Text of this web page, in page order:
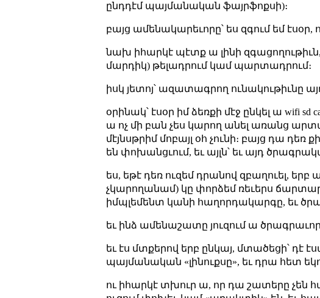
ընդդէմ պայմանական ֆայրֆոքսի)։
բայց ամենակարեւորը՝ ես զգում եմ
նախ իհարկէ պէտք ա լինի
մարդիկ) թելադրում կամ պարտադրում։
իսկ յետոյ՝ ազատագրող ունակութիւնը
օրինակ՝ էսօր իմ ձեռքի մէջ ընկել ա wifi
ա ոչ մի բան չես կարող անել առանց
մէյնսթրիմ մոբայլ օհ չունի։ բայց դա
են փոխանցւում, եւ այլն՝ եւ այդ
ես, եթէ դեռ ուզեմ դրանով զբաղուել,
չկարողանամ) կը փորձեմ ռեւերս
իմպլեմենտ կանի հաղորդակարգը, եւ
եւ ինձ ամենաշատը յուզում ա
եւ էս մտքերով երբ ընկայ, մտածեցի՝ դէ
պայմանական «լինուքսը», եւ դրա հետ
ու իհարկէ տխուր ա, որ դա շատերը չեն